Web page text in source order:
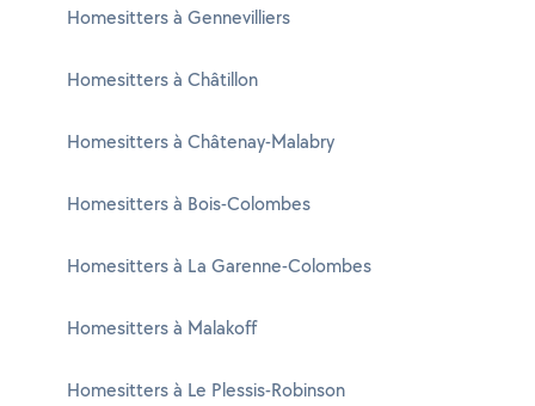
Homesitters à Gennevilliers
Homesitters à Châtillon
Homesitters à Châtenay-Malabry
Homesitters à Bois-Colombes
Homesitters à La Garenne-Colombes
Homesitters à Malakoff
Homesitters à Le Plessis-Robinson